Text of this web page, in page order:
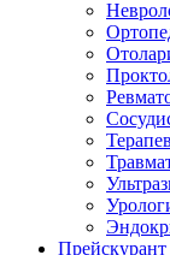
Прейскурант